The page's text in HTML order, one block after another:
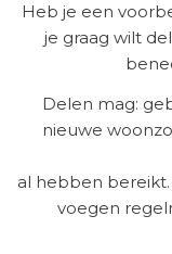
Heb je een
je graag wilt
Delen mag:
nieuwe
al hebben
voegen